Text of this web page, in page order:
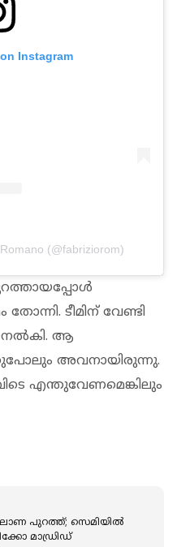
Instagram
(@fabriziorom)
ടീമിന് വേണ്ടി
നല്‍കി. ആ
അവനായിരുന്നു.
എന്തുവേണമെങ്കിലും
പുറത്ത്; സെമിയിൽ
മാഡ്രിഡ്